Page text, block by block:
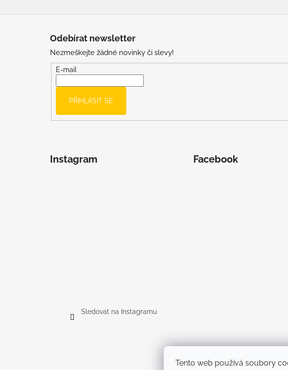
Tento web používá soubory
Odebírat newsletter
Nezmeškejte žádné novinky či slevy!
E-mail
PŘIHLÁSIT SE
Instagram
Sledovat na Instagramu
Facebook